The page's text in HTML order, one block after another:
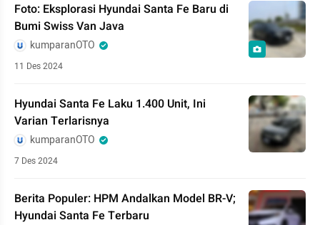
Foto: Eksplorasi Hyundai Santa Fe Baru di
Bumi Swiss Van Java
kumparanOTO
11 Des 2024
Hyundai Santa Fe Laku 1.400 Unit, Ini
Varian Terlarisnya
kumparanOTO
7 Des 2024
Berita Populer: HPM Andalkan Model BR-V;
Hyundai Santa Fe Terbaru